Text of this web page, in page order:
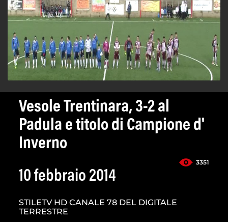
Vesole Trentinara, 3-2 al
Padula e titolo di Campione d'
Inverno
3351
10 febbraio 2014
STILETV HD CANALE 78 DEL DIGITALE
TERRESTRE